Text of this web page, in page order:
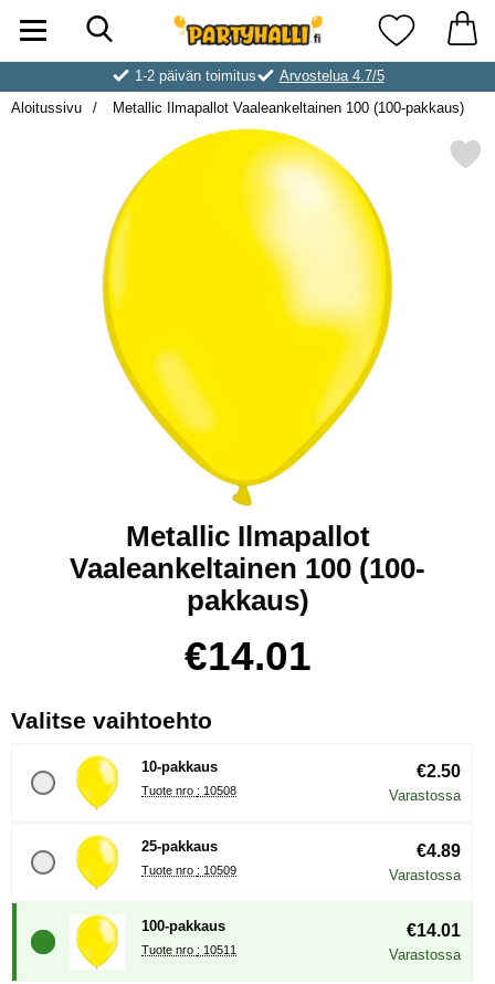
Ostoskori laajennettu Partyhallen AB
Suosikkini
1-2 päivän toimitus
Arvostelua 4.7/5
Aloitussivu
Metallic Ilmapallot Vaaleankeltainen 100 (100-pakkaus)
Merkitse metallic Ilmapallot
Metallic Ilmapallot
Vaaleankeltainen 100 (100-
pakkaus)
hinta
€14.01
Valitse vaihtoehto
10-pakkaus
Tuote nro : 10508
€2.50
Varastossa
25-pakkaus
Tuote nro : 10509
€4.89
Varastossa
100-pakkaus
Tuote nro : 10511
€14.01
Varastossa